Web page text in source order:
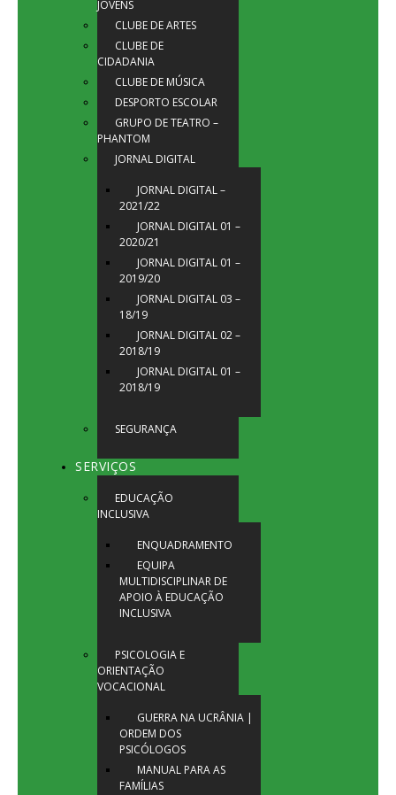
JOVENS
CLUBE DE ARTES
CLUBE DE
CIDADANIA
CLUBE DE MÚSICA
DESPORTO ESCOLAR
GRUPO DE TEATRO –
PHANTOM
JORNAL DIGITAL
JORNAL DIGITAL –
2021/22
JORNAL DIGITAL 01 –
2020/21
JORNAL DIGITAL 01 –
2019/20
JORNAL DIGITAL 03 –
18/19
JORNAL DIGITAL 02 –
2018/19
JORNAL DIGITAL 01 –
2018/19
SEGURANÇA
SERVIÇOS
EDUCAÇÃO
INCLUSIVA
ENQUADRAMENTO
EQUIPA
MULTIDISCIPLINAR DE
APOIO À EDUCAÇÃO
INCLUSIVA
PSICOLOGIA E
ORIENTAÇÃO
VOCACIONAL
GUERRA NA UCRÂNIA |
ORDEM DOS
PSICÓLOGOS
MANUAL PARA AS
FAMÍLIAS